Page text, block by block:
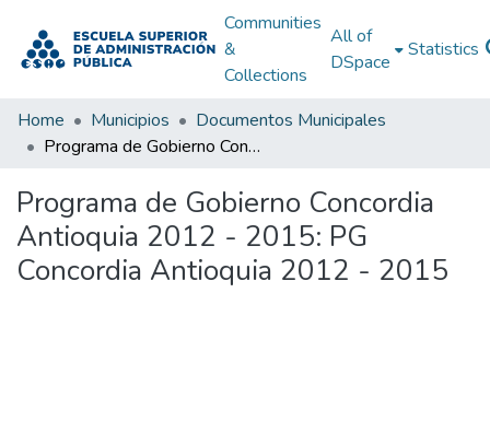
Communities
&
Collections
All of
DSpace
Statistics
Home Municipios
Documentos Municipales
Programa de Gobierno Concordia Antioquia 2012 - 2015: PG Concordia Antioquia 2012 - 2015
Programa de Gobierno Concordia
Antioquia 2012 - 2015: PG
Concordia Antioquia 2012 - 2015